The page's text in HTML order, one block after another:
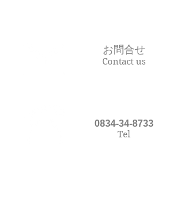
お問合せ
Contact us
0834-34-8733
Tel